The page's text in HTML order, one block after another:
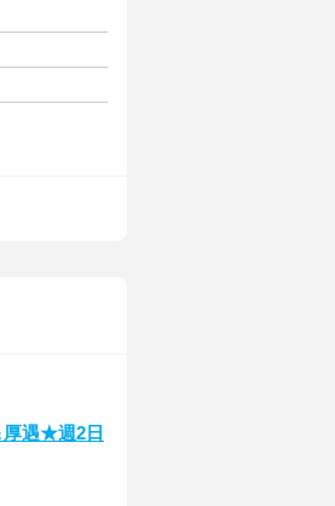
厚遇★週2日